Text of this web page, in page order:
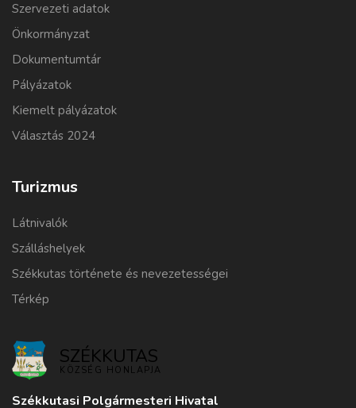
Szervezeti adatok
Önkormányzat
Dokumentumtár
Pályázatok
Kiemelt pályázatok
Választás 2024
Turizmus
Látnivalók
Szálláshelyek
Székkutas története és nevezetességei
Térkép
SZÉKKUTAS
KÖZSÉG HONLAPJA
Székkutasi Polgármesteri Hivatal